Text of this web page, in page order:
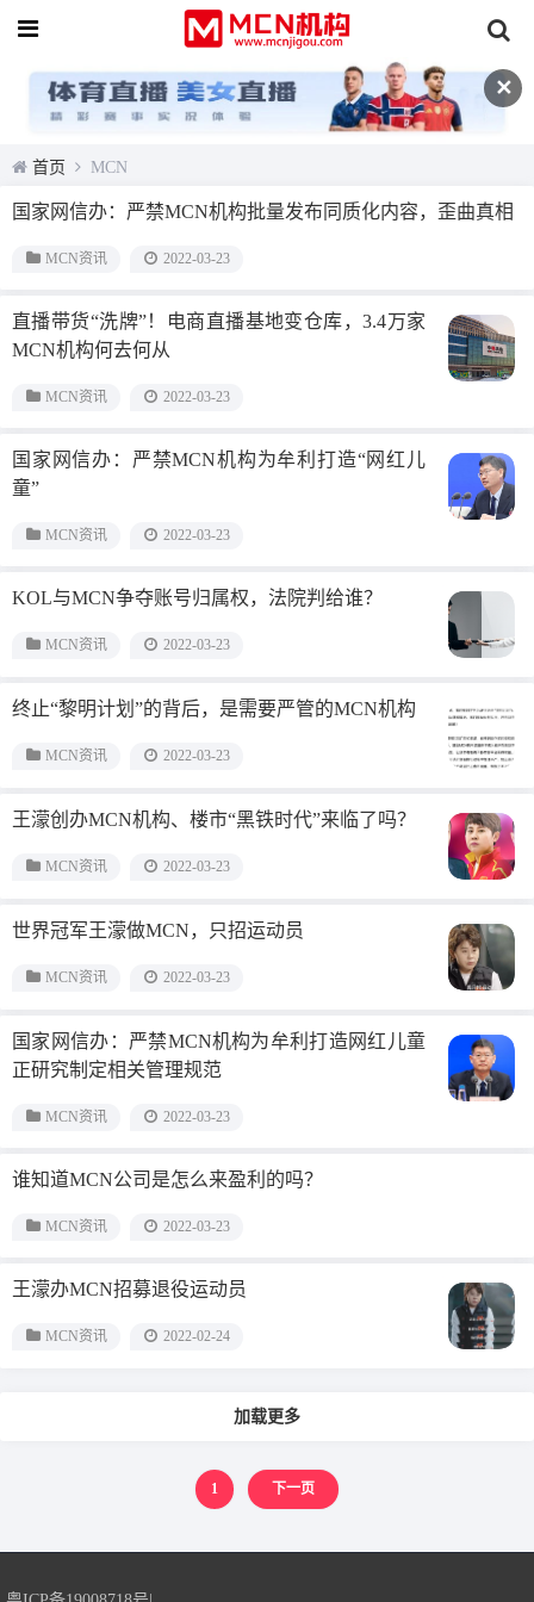
✕
首页 MCN
国家网信办：严禁MCN机构批量发布同质化内容，歪曲真相
MCN资讯 2022-03-23
直播带货“洗牌”！电商直播基地变仓库，3.4万家
MCN机构何去何从
MCN资讯 2022-03-23
国家网信办：严禁MCN机构为牟利打造“网红儿
童”
MCN资讯 2022-03-23
KOL与MCN争夺账号归属权，法院判给谁？
MCN资讯 2022-03-23
终止“黎明计划”的背后，是需要严管的MCN机构
MCN资讯 2022-03-23
王濛创办MCN机构、楼市“黑铁时代”来临了吗？
MCN资讯 2022-03-23
世界冠军王濛做MCN，只招运动员
MCN资讯 2022-03-23
国家网信办：严禁MCN机构为牟利打造网红儿童
正研究制定相关管理规范
MCN资讯 2022-03-23
谁知道MCN公司是怎么来盈利的吗？
MCN资讯 2022-03-23
王濛办MCN招募退役运动员
MCN资讯 2022-02-24
加载更多
1 下一页